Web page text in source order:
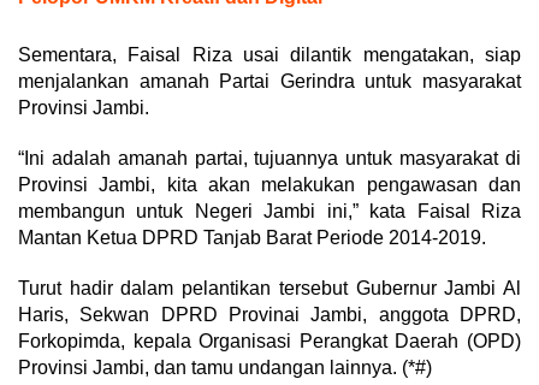
Sementara, Faisal Riza usai dilantik mengatakan, siap
menjalankan amanah Partai Gerindra untuk masyarakat
Provinsi Jambi.
“Ini adalah amanah partai, tujuannya untuk masyarakat di
Provinsi Jambi, kita akan melakukan pengawasan dan
membangun untuk Negeri Jambi ini,” kata Faisal Riza
Mantan Ketua DPRD Tanjab Barat Periode 2014-2019.
Turut hadir dalam pelantikan tersebut Gubernur Jambi Al
Haris, Sekwan DPRD Provinai Jambi, anggota DPRD,
Forkopimda, kepala Organisasi Perangkat Daerah (OPD)
Provinsi Jambi, dan tamu undangan lainnya. (*#)